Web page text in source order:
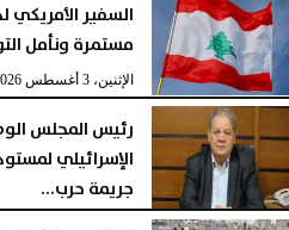
السفير الأمريكي
مستمرة ونأمل
الإثنين، 3 أغسطس 2026
رئيس المجلس
الإسرائيلي
جريمة حرب...
السبت، 1 أغسطس 2026